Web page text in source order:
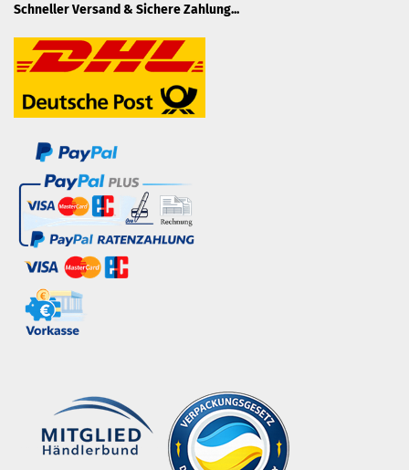
Schneller Versand & Sichere Zahlung...